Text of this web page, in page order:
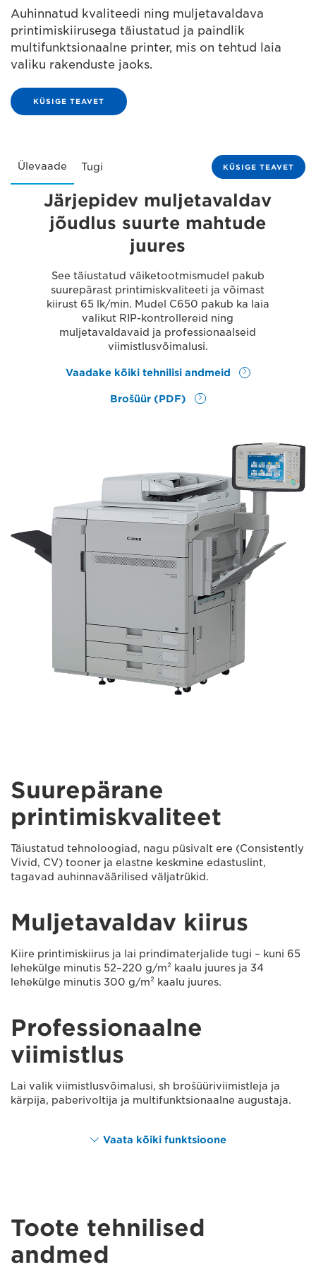
Auhinnatud kvaliteedi ning muljetavaldava
printimiskiirusega täiustatud ja paindlik
multifunktsionaalne printer, mis on tehtud laia
valiku rakenduste jaoks.
KÜSIGE TEAVET
Ülevaade Tugi KÜSIGE TEAVET
Järjepidev muljetavaldav
jõudlus suurte mahtude
juures
See täiustatud väiketootmismudel pakub
suurepärast printimiskvaliteeti ja võimast
kiirust 65 lk/min. Mudel C650 pakub ka laia
valikut RIP-kontrollereid ning
muljetavaldavaid ja professionaalseid
viimistlusvõimalusi.
Vaadake kõiki tehnilisi andmeid
Brošüür (PDF)
Suurepärane
printimiskvaliteet
Täiustatud tehnoloogiad, nagu püsivalt ere (Consistently
Vivid, CV) tooner ja elastne keskmine edastuslint,
tagavad auhinnaväärilised väljatrükid.
Muljetavaldav kiirus
Kiire printimiskiirus ja lai prindimaterjalide tugi – kuni 65
lehekülge minutis 52–220 g/m² kaalu juures ja 34
lehekülge minutis 300 g/m² kaalu juures.
Professionaalne
viimistlus
Lai valik viimistlusvõimalusi, sh brošüüriviimistleja ja
kärpija, paberivoltija ja multifunktsionaalne augustaja.
Vaata kõiki funktsioone
Toote tehnilised
andmed